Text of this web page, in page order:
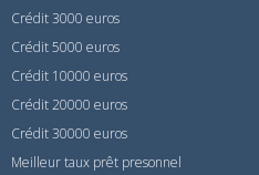
Crédit 3000 euros
Crédit 5000 euros
Crédit 10000 euros
Crédit 20000 euros
Crédit 30000 euros
Meilleur taux prêt presonnel